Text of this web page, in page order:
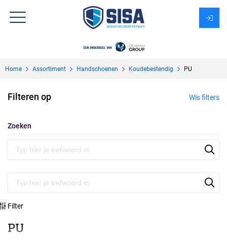
Over Sisa
KMS
Uitzendbureau?
Home Assortiment Handschoenen Koudebestendig PU
Filteren op Wis filters
Zoeken
Filter
PU